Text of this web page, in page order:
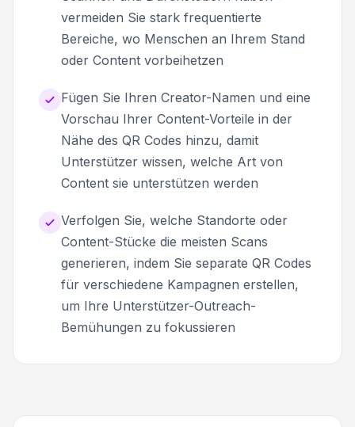
vermeiden Sie stark frequentierte
Bereiche, wo Menschen an Ihrem Stand
oder Content vorbeihetzen
Fügen Sie Ihren Creator-Namen und eine
Vorschau Ihrer Content-Vorteile in der
Nähe des QR Codes hinzu, damit
Unterstützer wissen, welche Art von
Content sie unterstützen werden
Verfolgen Sie, welche Standorte oder
Content-Stücke die meisten Scans
generieren, indem Sie separate QR Codes
für verschiedene Kampagnen erstellen,
um Ihre Unterstützer-Outreach-
Bemühungen zu fokussieren